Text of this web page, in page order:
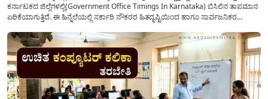
ಕರ್ನಾಟಕದ ಜಿಲ್ಲೆಗಳಲ್ಲಿ(Government Office Timings In Karnataka) ಬಿಸಿಲಿನ ತಾಪಮಾನ
ಏರಿಕೆಯಾಗುತ್ತಿದೆ. ಈ ಹಿನ್ನೆಲೆಯಲ್ಲಿ ಸರ್ಕಾರಿ ನೌಕರರ ಹಿತದೃಷ್ಟಿಯಿಂದ ಹಾಗೂ ಸಾರ್ವಜನಿಕರ
ಮತ್ತು ಕಲ್ಯಾಣ ಕರ್ನಾಟಕದ ಒಟ್ಟು 9 ಜಿಲ್ಲೆಗಳಲ್ಲಿ ಏಪ್ರಿಲ್...